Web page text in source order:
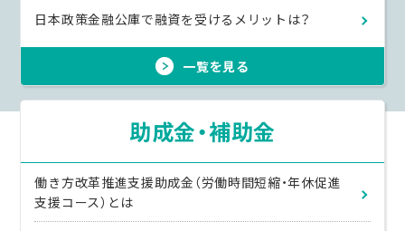
日本政策金融公庫で融資を受けるメリットは？
一覧を見る
助成金・補助金
働き方改革推進支援助成金（労働時間短縮・年休促進
支援コース）とは